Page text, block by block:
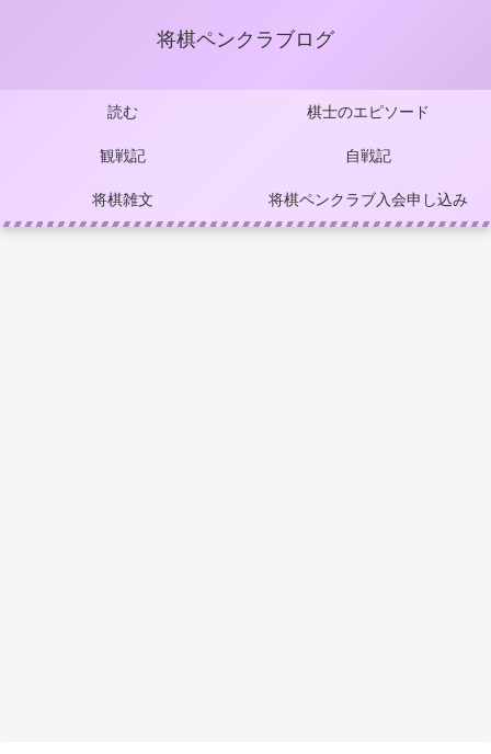
将棋ペンクラブログ
読む 棋士のエピソード
観戦記 自戦記
将棋雑文 将棋ペンクラブ入会申し込み